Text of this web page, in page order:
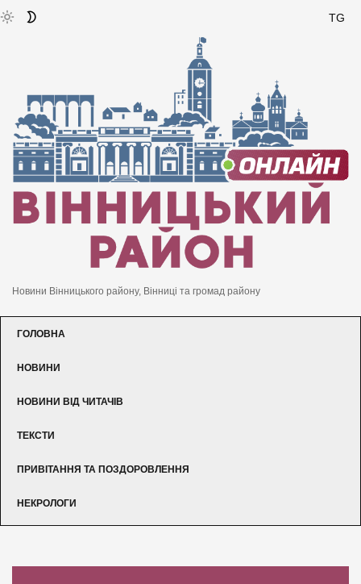
TG
Новини Вінницького району, Вінниці та громад району
ГОЛОВНА
НОВИНИ
НОВИНИ ВІД ЧИТАЧІВ
ТЕКСТИ
ПРИВІТАННЯ ТА ПОЗДОРОВЛЕННЯ
НЕКРОЛОГИ